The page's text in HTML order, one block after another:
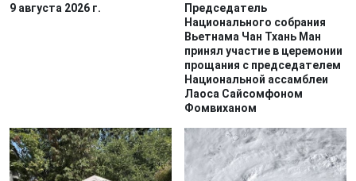
9 августа 2026 г.
Председатель
Национального собрания
Вьетнама Чан Тхань Ман
принял участие в церемонии
прощания с председателем
Национальной ассамблеи
Лаоса Сайсомфоном
Фомвиханом